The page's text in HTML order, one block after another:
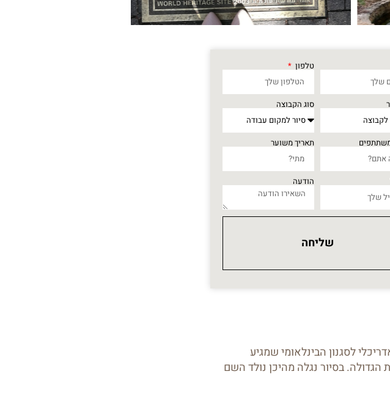
טלפון
סוג הקבוצה
תאריך משוער
הודעה
שליחה
האדריכלי לסגנון הבינלאומי שמגיע
בסיור נגלה מהיכן נולד השם